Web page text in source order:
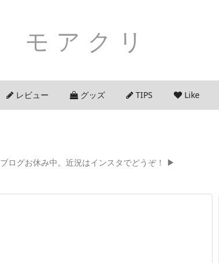
モアクリ
レビュー グッズ TIPS Like
ブログお休み中。近況はインスタでどうぞ！ ▶